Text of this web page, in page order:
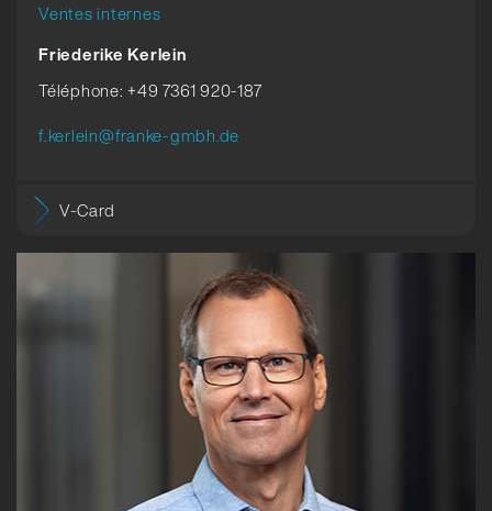
Ventes internes
Friederike Kerlein
Téléphone: +49 7361 920-187
f.kerlein@franke-gmbh.de
V-Card